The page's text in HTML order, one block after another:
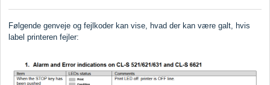
Følgende genveje og fejlkoder kan vise, hvad der kan være galt, hvis
label printeren fejler: